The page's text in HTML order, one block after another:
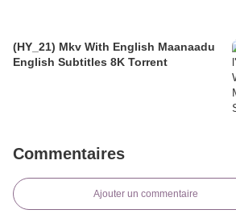
(HY_21) Mkv With English Maanaadu
English Subtitles 8K Torrent
Commentaires
Ajouter un commentaire